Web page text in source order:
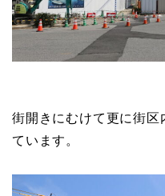
街開きにむけて更に街
ています。